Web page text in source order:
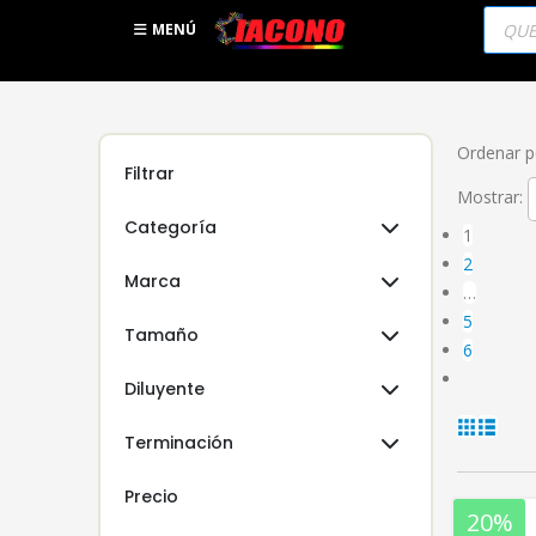
MENÚ
Ordenar
Mostrar:
1
2
…
5
6
20%
Filtrar
Categoría
Marca
Tamaño
Diluyente
Terminación
Precio